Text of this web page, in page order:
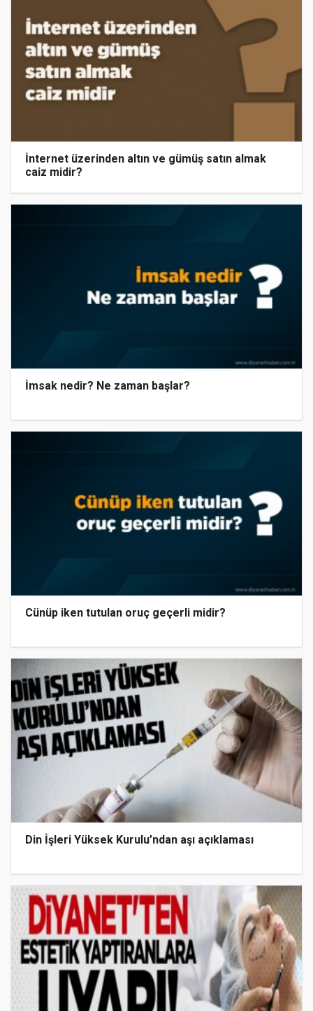
İnternet üzerinden altın ve gümüş satın almak
caiz midir?
İmsak nedir? Ne zaman başlar?
Cünüp iken tutulan oruç geçerli midir?
Din İşleri Yüksek Kurulu’ndan aşı açıklaması